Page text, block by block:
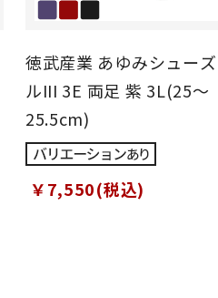
徳武産業 あゆみシュー
ルIII 3E 両足 紫 3L(25～
25.5cm)
￥7,550(税込)